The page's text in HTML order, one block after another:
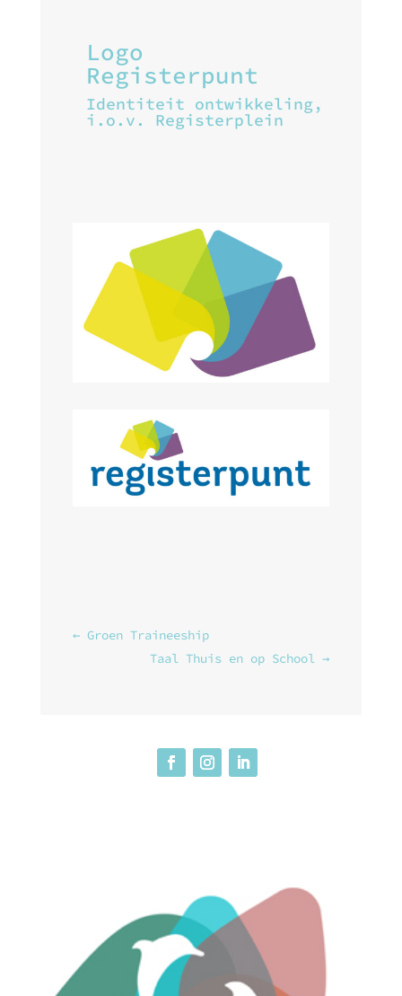
Logo
Registerpunt
Identiteit ontwikkeling,
i.o.v. Registerplein
← Groen Traineeship
Taal Thuis en op School →